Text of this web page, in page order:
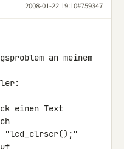
2008-01-22 19:10#759347
an meinem
einen Text
"lcd_clrscr();"